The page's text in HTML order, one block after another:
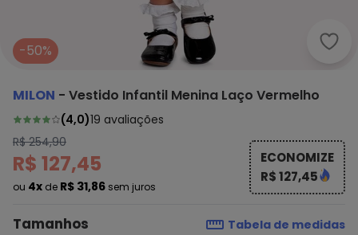
-50%
MILON - Vestido Infantil Menina Laço Vermelho
(4,0)19 avaliações
R$ 254,90
R$ 127,45
ou 4x de R$ 31,86 sem juros
ECONOMIZE
R$ 127,45
Tamanhos Tabela de medidas